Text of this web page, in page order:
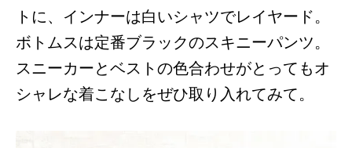
トに、インナーは白いシャツでレイヤード。
ボトムスは定番ブラックのスキニーパンツ。
スニーカーとベストの色合わせがとってもオ
シャレな着こなしをぜひ取り入れてみて。